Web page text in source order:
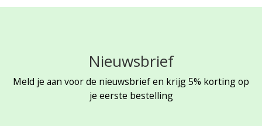
Nieuwsbrief
Meld je aan voor de nieuwsbrief en krijg 5% korting op
je eerste bestelling